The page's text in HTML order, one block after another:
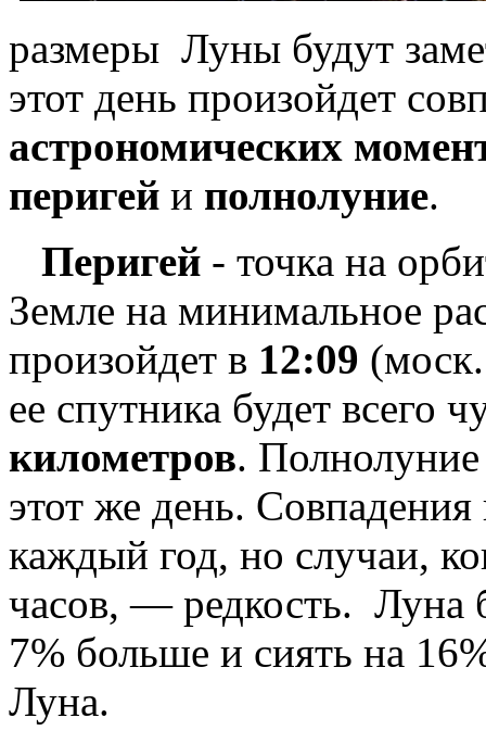
размеры Луны будут
этот день произойдет
астрономических
перигей и полнолуние.
Перигей - точка на
Земле на минимальное
произойдет в 12:09
ее спутника будет всего
километров.
этот же день.
каждый год, но случаи,
часов, — редкость. Луна
7% больше и сиять на
Луна.